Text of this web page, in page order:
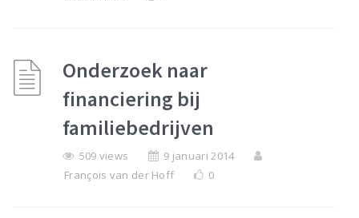
Onderzoek naar
financiering bij
familiebedrijven
509 views
9 januari 2014
François van der Hoff
0